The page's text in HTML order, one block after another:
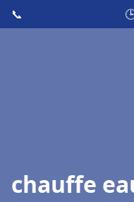
📞
chauffe